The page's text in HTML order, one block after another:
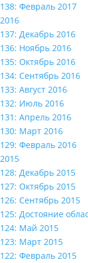
138: Февраль 2017
2016
137: Декабрь 2016
136: Ноябрь 2016
135: Октябрь 2016
134: Сентябрь 2016
133: Август 2016
132: Июль 2016
131: Апрель 2016
130: Март 2016
129: Февраль 2016
2015
128: Декабрь 2015
127: Октябрь 2015
126: Сентябрь 2015
125: Достояние
124: Май 2015
123: Март 2015
122: Февраль 2015